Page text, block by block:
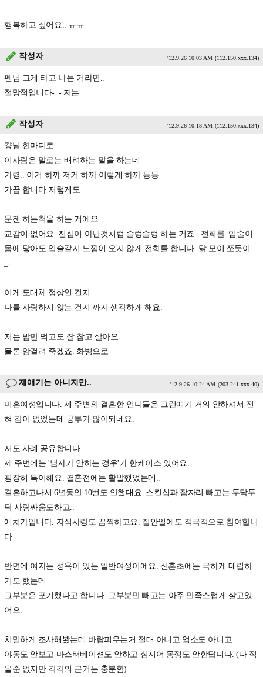
행복하고 싶어요.. ㅠㅠ
작성자 '12.9.26 10:03 AM (112.150.xxx.134)
펜님 그게 타고 나는 거라면..
절망적입니다-_- 저는
작성자 '12.9.26 10:18 AM (112.150.xxx.134)
걍님 한마디로
이사람은 말로는 배려하는 말을 하는데
가령.. 이거 하까 저거 하까 이렇게 하까 등등
가끔 합니다 저렇게도.
문젠 하는척을 하는 거에요
교감이 없어요. 진심이 아닌것처럼 슬렁슬렁 하는 거죠.. 전희를. 입술이
몸에 닿아도 입술같지 느낌이 오지 않게 전희를 합니다. 닭 모이 쪼듯이-
_-
이게 도대체 정상인 건지
나를 사랑하지 않는 건지 까지 생각하게 해요.
저는 밥만 먹고도 잘 참고 살아요
물론 암걸려 죽겠죠. 화병으로
제얘기는 아니지만.. '12.9.26 10:24 AM (203.241.xxx.40)
미혼여성입니다. 제 주변의 결혼한 언니들은 그런얘기 거의 안하셔서 전
혀 감이 없었는데 공부가 많이되네요.
저도 사례 공유합니다.
제 주변에는 '남자가 안하는 경우'가 한케이스 있어요.
굉장히 특이해요. 결혼전에는 활발했었는데..
결혼하고나서 6년동안 10번도 안했대요. 스킨십과 잠자리 빼고는 투닥투
닥 사랑싸움도하고..
애처가입니다. 자식사랑도 끔찍하고요. 집안일에도 적극적으로 참여합니
다.
반면에 여자는 성욕이 있는 일반여성이에요. 신혼초에는 극하게 대립하
기도 했는데
그부분은 포기했다고 합니다. 그부분만 빼고는 아주 만족스럽게 살고있
어요.
치밀하게 조사해봤는데 바람피우는거 절대 아니고 업소도 아니고..
야동도 안보고 마스터베이션도 안하고 심지어 몽정도 안한답니다. (다 적
을순 없지만 각각의 근거는 충분함)